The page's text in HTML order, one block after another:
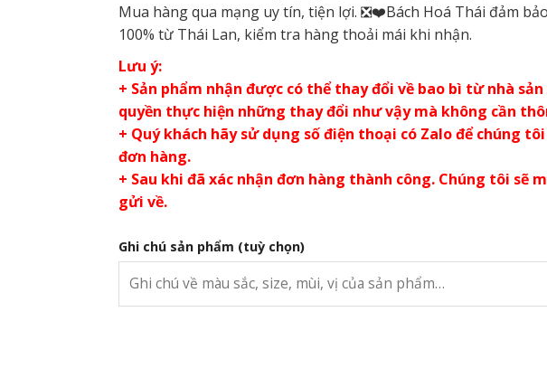
Mua hàng qua mạng uy tín, tiện lợi. ❎❤️Bách Hoá Thái đảm
100% từ Thái Lan, kiểm tra hàng thoải mái khi nhận.
Lưu ý:
+ Sản phẩm nhận được có thể thay đổi về bao bì từ nhà
quyền thực hiện những thay đổi như vậy mà không cần
+ Quý khách hãy sử dụng số điện thoại có Zalo để chúng
đơn hàng.
+ Sau khi đã xác nhận đơn hàng thành công. Chúng tôi sẽ
gửi về.
Ghi chú sản phẩm (tuỳ chọn)